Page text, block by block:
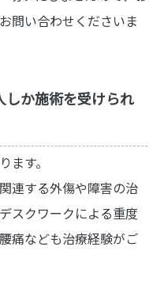
問い合わせくださいま
しか施術を受けられ
ます。
連する外傷や障害の治
スクワークによる重度
痛なども治療経験がご